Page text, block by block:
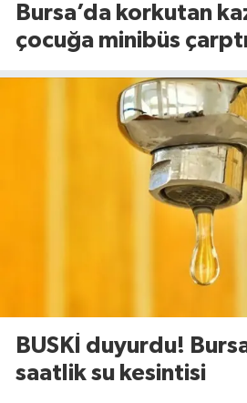
Bursa’da korkutan
çocuğa minibüs çarptı
BUSKİ duyurdu!
saatlik su kesintisi